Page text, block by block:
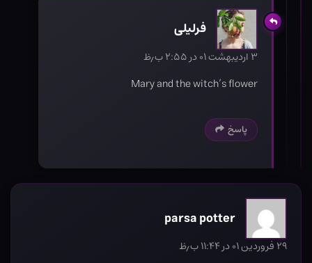
فرلیلی
۳ اردیبهشت ۰۱ در ۲:۵۵ ب٫ظ
Mary and the witch’s flower
پاسخ
parsa potter
۲۹ فروردین ۰۱ در ۱۱:۴۴ ب٫ظ